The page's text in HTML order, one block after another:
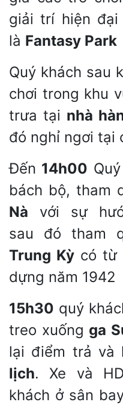
giải trí hiện đại
là Fantasy Park
Quý khách sau
chơi trong khu
trưa tại nhà
đó nghỉ ngơi tại
Đến 14h00
bách bộ, tham
Nà với sự
sau đó tham
Trung Kỳ có từ
dựng năm 1942
15h30 quý
treo xuống ga
lại điểm trả và
lịch. Xe và
khách ở sân